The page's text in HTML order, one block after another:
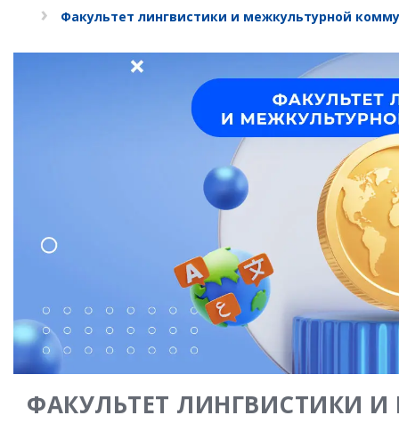
Факультет лингвистики и межкультурной
ФАКУЛЬТЕТ ЛИНГВИСТИКИ